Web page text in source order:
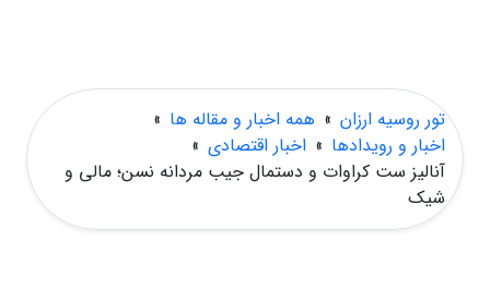
تور روسیه ارزان » همه اخبار و مقاله ها »
اخبار و رویدادها » اخبار اقتصادی »
آنالیز ست کراوات و دستمال جیب مردانه نسن؛ مالی و
شیک